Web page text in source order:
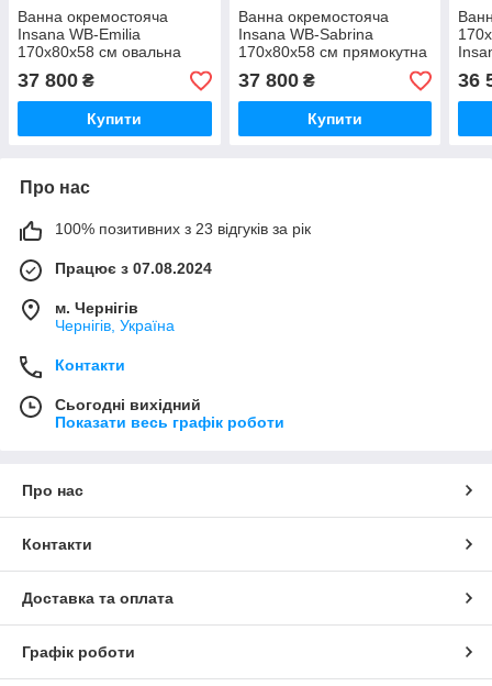
Ванна окремостояча
Insana WB-Emilia
170х80х58 см овальна
акрилова з ніжками і
сифоном
37 800 ₴
Купити
Ванна окремостояча
Insana WB-Sabrina
170х80х58 см прямокутна
акрилова з ніжками і
сифоном
37 800₴
Купити
36
Про нас
100% позитивних з 23 відгуків за рік
Працює з 07.08.2024
м. Чернігів
Чернігів, Україна
Контакти
Сьогодні вихідний
Показати весь графік роботи
Про нас
Контакти
Доставка та оплата
Графік роботи